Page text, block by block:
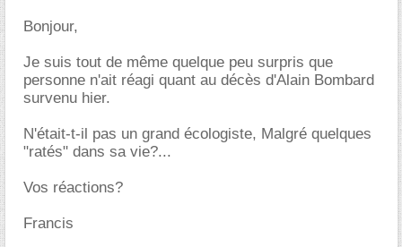
Bonjour,
Je suis tout de même quelque peu surpris que
personne n'ait réagi quant au décès d'Alain Bombard
survenu hier.
N'était-t-il pas un grand écologiste, Malgré quelques
"ratés" dans sa vie?...
Vos réactions?
Francis